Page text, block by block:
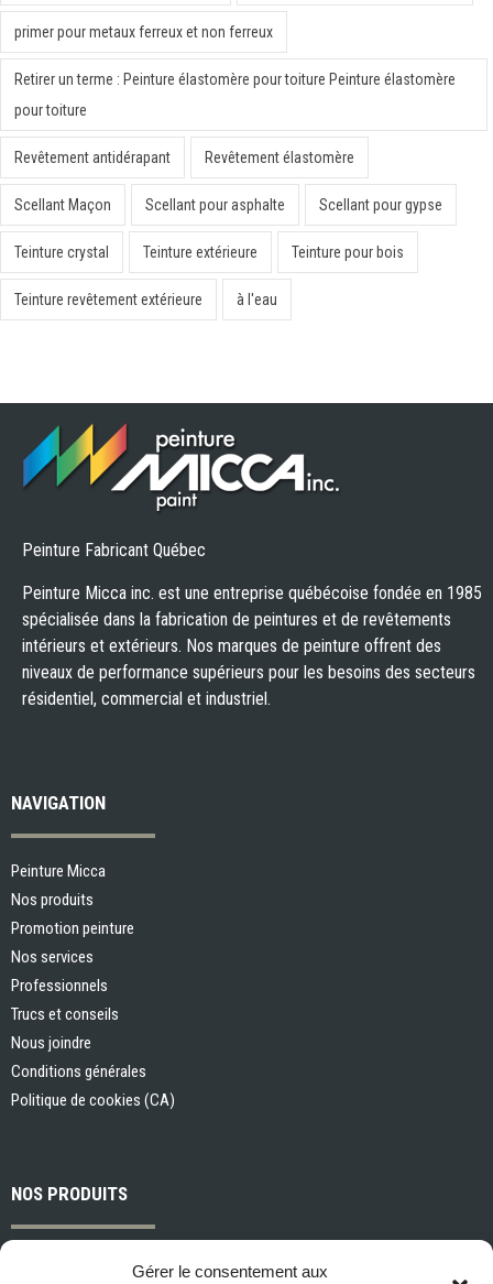
Gérer le consentement aux
primer pour metaux ferreux et non ferreux
Retirer un terme : Peinture élastomère pour toiture Peinture élastomère
pour toiture
Revêtement antidérapant Revêtement élastomère
Scellant Maçon Scellant pour asphalte Scellant pour gypse
Teinture crystal Teinture extérieure Teinture pour bois
Teinture revêtement extérieure à l'eau
Peinture Fabricant Québec
Peinture Micca inc. est une entreprise québécoise fondée en 1985
spécialisée dans la fabrication de peintures et de revêtements
intérieurs et extérieurs. Nos marques de peinture offrent des
niveaux de performance supérieurs pour les besoins des secteurs
résidentiel, commercial et industriel.
NAVIGATION
Peinture Micca
Nos produits
Promotion peinture
Nos services
Professionnels
Trucs et conseils
Nous joindre
Conditions générales
Politique de cookies (CA)
NOS PRODUITS
Peintures et apprêts d’intérieur